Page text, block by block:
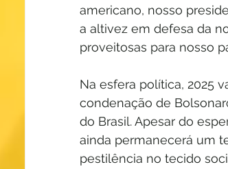
americano, nosso
a altivez em defesa da
proveitosas para nosso
Na esfera política, 2025
condenação de
do Brasil. Apesar do
ainda permanecerá um
pestilência no tecido